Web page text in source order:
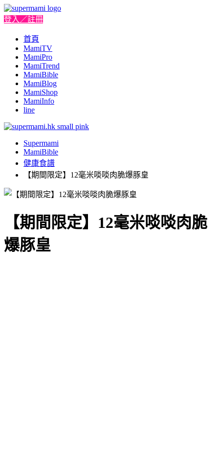
登入／註冊
首頁
MamiTV
MamiPro
MamiTrend
MamiBible
MamiBlog
MamiShop
MamiInfo
line
Supermami
MamiBible
健康食譜
【期間限定】12毫米啖啖肉脆爆豚皇
【期間限定】12毫米啖啖肉脆
爆豚皇